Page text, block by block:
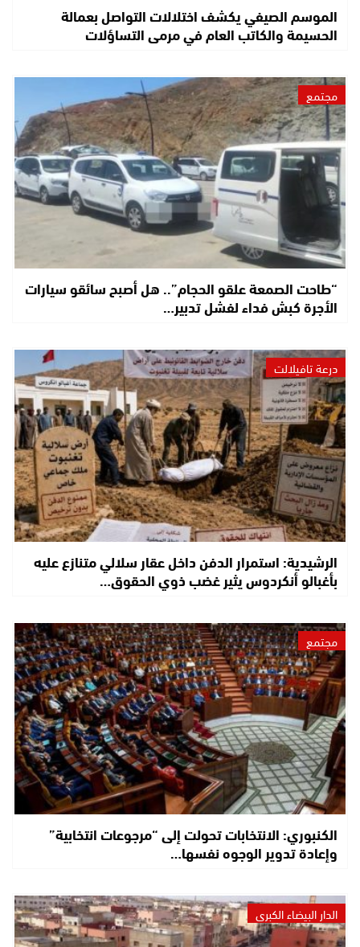
الموسم الصيفي يكشف اختلالات التواصل بعمالة
الحسيمة والكاتب العام في مرمى التساؤلات
مجتمع
“طاحت الصمعة علقو الحجام”.. هل أصبح سائقو سيارات
الأجرة كبش فداء لفشل تدبير…
درعة تافيلالت
الرشيدية: استمرار الدفن داخل عقار سلالي متنازع عليه
بأغبالو أنكردوس يثير غضب ذوي الحقوق…
مجتمع
الكنبوري: الانتخابات تحولت إلى “مرجوعات انتخابية”
وإعادة تدوير الوجوه نفسها…
الدار البيضاء الكبرى